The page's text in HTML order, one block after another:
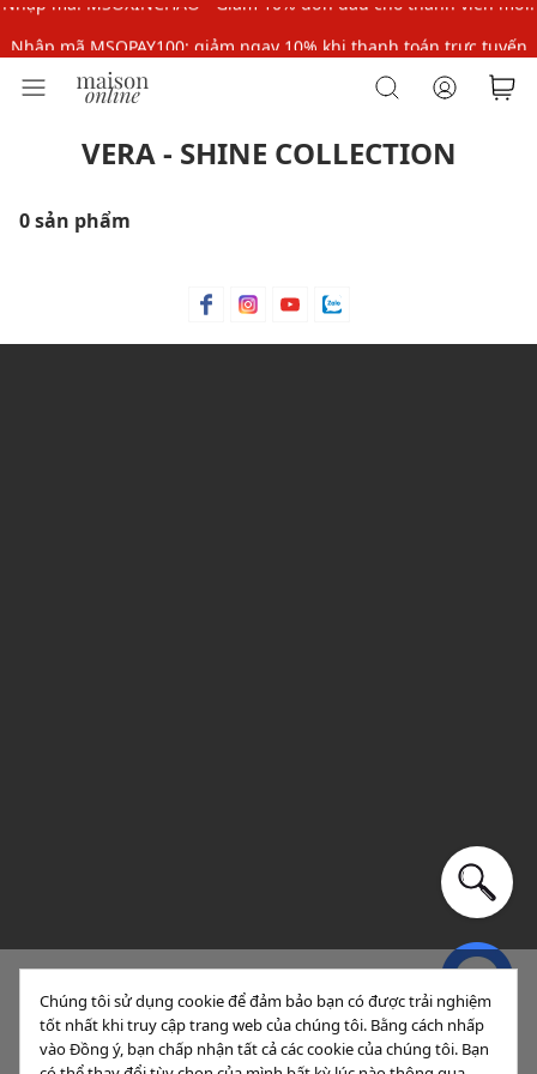
Nhập mã MSOPAY100: giảm ngay 10% khi thanh toán trực tuyến
Nhập mã: MSOXINCHAO - Giảm 10% đơn đầu cho thành viên mới!
Sắp xếp Lọc
VERA - SHINE COLLECTION
0 sản phẩm
Chúng tôi sử dụng cookie để đảm bảo bạn có được trải nghiệm
tốt nhất khi truy cập trang web của chúng tôi. Bằng cách nhấp
vào Đồng ý, bạn chấp nhận tất cả các cookie của chúng tôi. Bạn